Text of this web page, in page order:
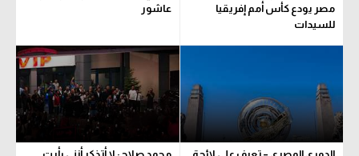
مصر يودع كأس أمم إفريقيا
للسيدات
عاشور